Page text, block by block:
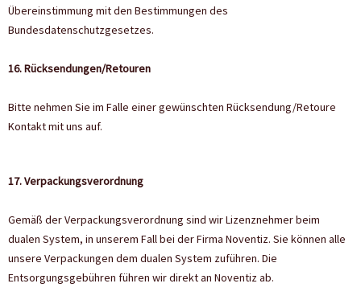
Übereinstimmung mit den Bestimmungen des
Bundesdatenschutzgesetzes.
16. Rücksendungen/Retouren
Bitte nehmen Sie im Falle einer gewünschten Rücksendung/Retoure
Kontakt mit uns auf.
17. Verpackungsverordnung
Gemäß der Verpackungsverordnung sind wir Lizenznehmer beim
dualen System, in unserem Fall bei der Firma Noventiz. Sie können alle
unsere Verpackungen dem dualen System zuführen. Die
Entsorgungsgebühren führen wir direkt an Noventiz ab.